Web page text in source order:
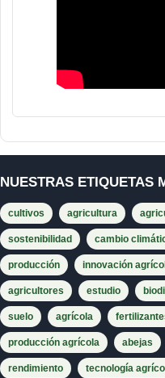
NUESTRAS ETIQUETAS
cultivos agricultura
sostenibilidad cambio
producción innovación
agricultores estudio
suelo agrícola
producción agrícola abejas
rendimiento tecnología